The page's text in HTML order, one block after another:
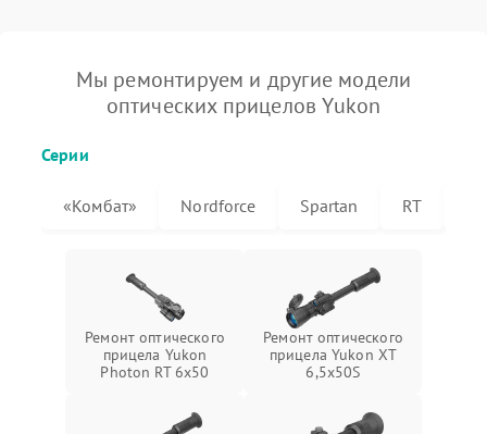
Мы ремонтируем и другие модели
оптических прицелов Yukon
Серии
«Комбат» Nordforce Spartan RT
Ремонт оптического
прицела Yukon
Photon RT 6x50
Ремонт оптического
прицела Yukon XT
6,5x50S